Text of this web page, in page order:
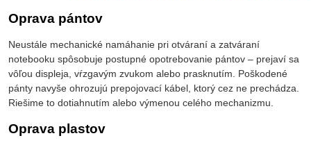
Oprava pántov
Neustále mechanické namáhanie pri otváraní a zatváraní
notebooku spôsobuje postupné opotrebovanie pántov – prejaví sa
vôľou displeja, vŕzgavým zvukom alebo prasknutím. Poškodené
pánty navyše ohrozujú prepojovací kábel, ktorý cez ne prechádza.
Riešime to dotiahnutím alebo výmenou celého mechanizmu.
Oprava plastov